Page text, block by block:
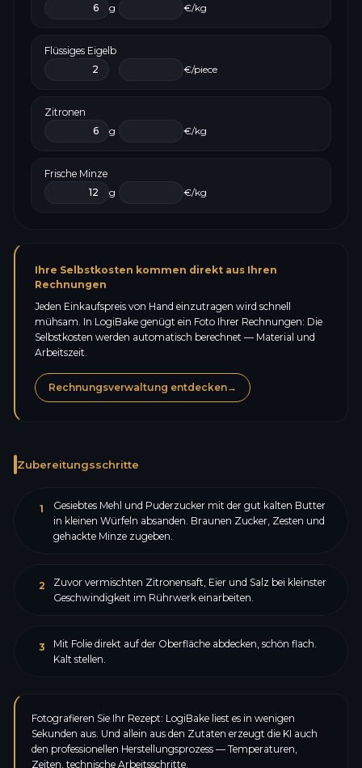
g
€/kg
Flüssiges Eigelb
€/piece
Zitronen
g
€/kg
Frische Minze
g
€/kg
Ihre Selbstkosten kommen direkt aus Ihren
Rechnungen
Jeden Einkaufspreis von Hand einzutragen wird schnell
mühsam. In LogiBake genügt ein Foto Ihrer Rechnungen: Die
Selbstkosten werden automatisch berechnet — Material und
Arbeitszeit.
Rechnungsverwaltung entdecken→
Zubereitungsschritte
1
Gesiebtes Mehl und Puderzucker mit der gut kalten Butter
in kleinen Würfeln absanden. Braunen Zucker, Zesten und
gehackte Minze zugeben.
2
Zuvor vermischten Zitronensaft, Eier und Salz bei kleinster
Geschwindigkeit im Rührwerk einarbeiten.
3
Mit Folie direkt auf der Oberfläche abdecken, schön flach.
Kalt stellen.
Fotografieren Sie Ihr Rezept: LogiBake liest es in wenigen
Sekunden aus. Und allein aus den Zutaten erzeugt die KI auch
den professionellen Herstellungsprozess — Temperaturen,
Zeiten, technische Arbeitsschritte.